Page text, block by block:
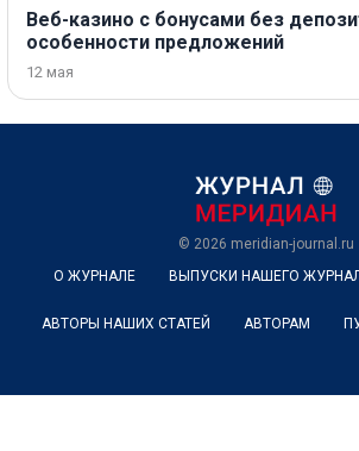
Веб-казино с бонусами без
особенности предложений
12 мая
© 2026 meridian-journal.ru
О ЖУРНАЛЕ
ВЫПУСКИ НАШЕГО
АВТОРЫ НАШИХ СТАТЕЙ АВТОРАМ